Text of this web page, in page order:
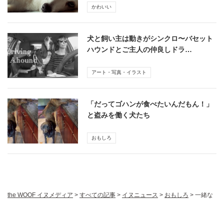
かわいい
犬と飼い主は動きがシンクロ〜バセット
ハウンドとご主人の仲良しドラ…
アート・写真・イラスト
「だってゴハンが食べたいんだもん！」
と盗みを働く犬たち
おもしろ
the WOOF イヌメディア > すべての記事 > イヌニュース > おもしろ > 一緒な